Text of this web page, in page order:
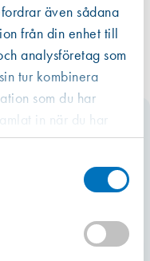
även sådana
från din enhet till
analysföretag som
tur kombinera
som du har
in när du har
Hitta hit